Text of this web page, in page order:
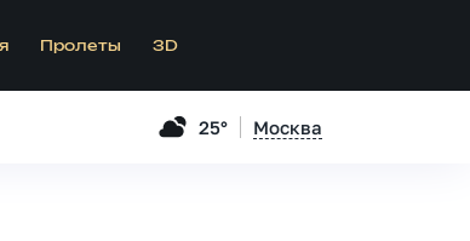
Пролеты 3D
25° Москва